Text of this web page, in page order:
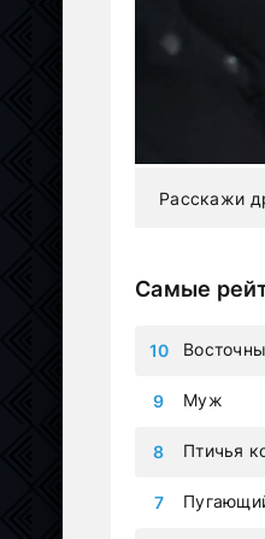
Расскажи
Самые
Птичья
Муж